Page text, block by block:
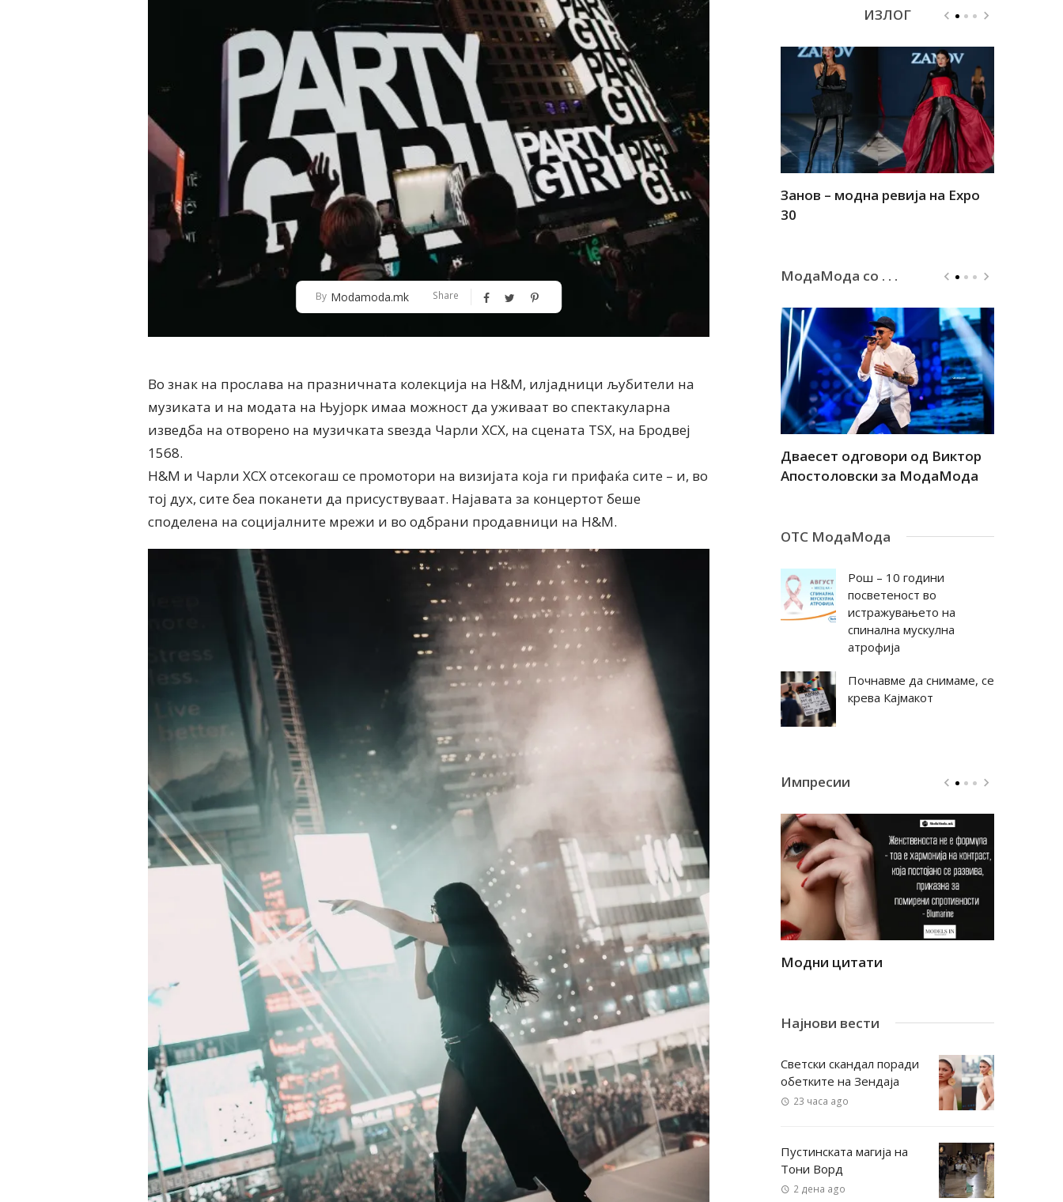
By Modamoda.mk Share
Во знак на прослава на празничната колекција на H&M, илјадници љубители на
музиката и на модата на Њујорк имаа можност да уживаат во спектакуларна
изведба на отворено на музичката ѕвезда Чарли XCX, на сцената TSX, на Бродвеј
1568.
H&M и Чарли XCX отсекогаш се промотори на визијата која ги прифаќа сите – и, во
тој дух, сите беа поканети да присуствуваат. Најавата за концертот беше
споделена на социјалните мрежи и во одбрани продавници на H&M.
ИЗЛОГ
Алшар – модна ревија на Expo
30
Филигрански обетки
Занов – модна ревија на Expo
30
МодаМода со . . .
Антовска за МодаМода
МодаМода со Александар
Ристовски Принц
Дваесет одговори од Виктор
Апостоловски за МодаМода
ОТС МодаМода
Рош – 10 години
посветеност во
истражувањето на
спинална мускулна
атрофија
Почнавме да снимаме, се
крева Кајмакот
Импресии
Модни цитати Модни цитати Модни цитати
Најнови вести
Светски скандал поради
обетките на Зендаја
23 часа ago
Пустинската магија на
Тони Ворд
2 дена ago